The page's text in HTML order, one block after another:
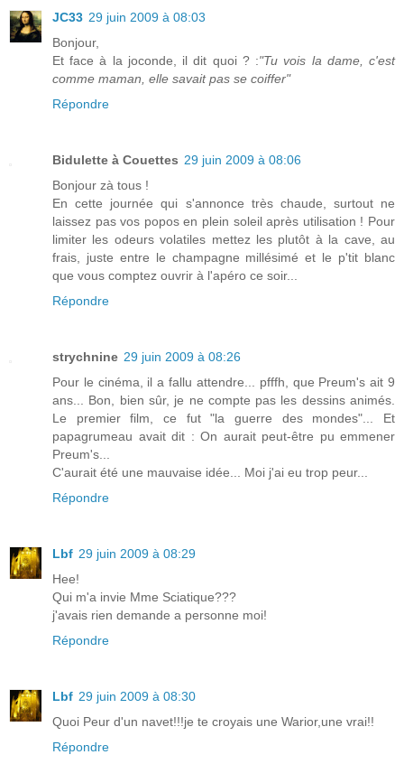
JC33 29 juin 2009 à 08:03
Bonjour,
Et face à la joconde, il dit quoi ? :"Tu vois la dame, c'est
comme maman, elle savait pas se coiffer"
Répondre
Bidulette à Couettes 29 juin 2009 à 08:06
Bonjour zà tous !
En cette journée qui s'annonce très chaude, surtout ne
laissez pas vos popos en plein soleil après utilisation ! Pour
limiter les odeurs volatiles mettez les plutôt à la cave, au
frais, juste entre le champagne millésimé et le p'tit blanc
que vous comptez ouvrir à l'apéro ce soir...
Répondre
strychnine 29 juin 2009 à 08:26
Pour le cinéma, il a fallu attendre... pfffh, que Preum's ait 9
ans... Bon, bien sûr, je ne compte pas les dessins animés.
Le premier film, ce fut "la guerre des mondes"... Et
papagrumeau avait dit : On aurait peut-être pu emmener
Preum's...
C'aurait été une mauvaise idée... Moi j'ai eu trop peur...
Répondre
Lbf 29 juin 2009 à 08:29
Hee!
Qui m'a invie Mme Sciatique???
j'avais rien demande a personne moi!
Répondre
Lbf 29 juin 2009 à 08:30
Quoi Peur d'un navet!!!je te croyais une Warior,une vrai!!
Répondre